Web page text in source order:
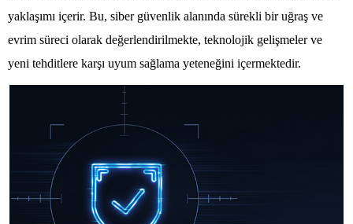
yaklaşımı içerir. Bu, siber güvenlik alanında sürekli bir uğraş ve
evrim süreci olarak değerlendirilmekte, teknolojik gelişmeler ve
yeni tehditlere karşı uyum sağlama yeteneğini içermektedir.